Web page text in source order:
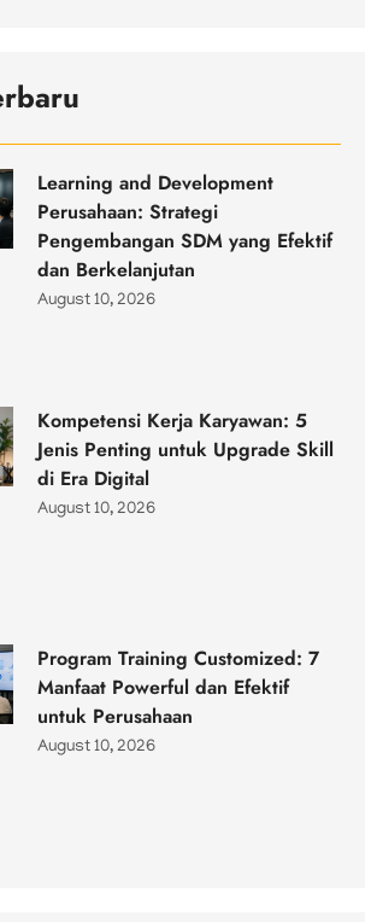
Learning and Development
Perusahaan: Strategi
Pengembangan SDM yang Efektif
dan Berkelanjutan
August 10, 2026
Kompetensi Kerja Karyawan: 5
Jenis Penting untuk Upgrade Skill
di Era Digital
August 10, 2026
Program Training Customized: 7
Manfaat Powerful dan Efektif
untuk Perusahaan
August 10, 2026